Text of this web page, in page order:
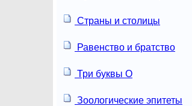
Страны и столицы
Равенство и братство
Три буквы О
Зоологические эпитеты